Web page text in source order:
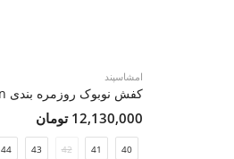
امشاسپند
کفش نوبوک روزمره بندی Gorgin
12,130,000 تومان
40
41
42
43
44